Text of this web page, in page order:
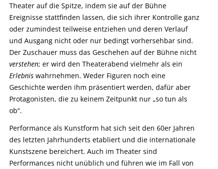
Theater auf die Spitze, indem sie auf der Bühne
Ereignisse stattfinden lassen, die sich ihrer Kontrolle ganz
oder zumindest teilweise entziehen und deren Verlauf
und Ausgang nicht oder nur bedingt vorhersehbar sind.
Der Zuschauer muss das Geschehen auf der Bühne nicht
verstehen; er wird den Theaterabend vielmehr als ein
Erlebniswahrnehmen. Weder Figuren noch eine
Geschichte werden ihm präsentiert werden, dafür aber
Protagonisten, die zu keinem Zeitpunkt nur „so tun als
ob“.
Performance als Kunstform hat sich seit den 60er Jahren
des letzten Jahrhunderts etabliert und die internationale
Kunstszene bereichert. Auch im Theater sind
Performances nicht unüblich und führen wie im Fall von